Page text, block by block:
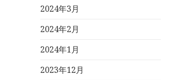
2024年3月
2024年2月
2024年1月
2023年12月